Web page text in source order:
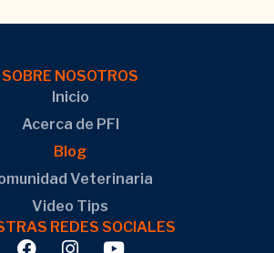
SOBRE NOSOTROS
Inicio
Acerca de PFI
Blog
Veterinaria
Video Tips
REDES SOCIALES